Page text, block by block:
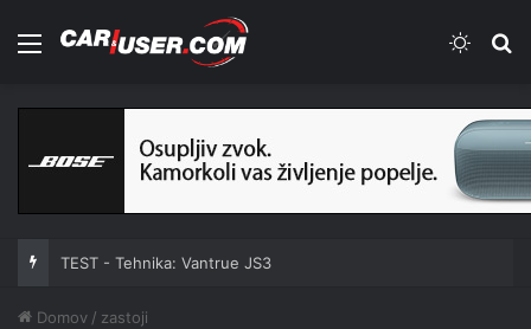
Meni
TEST - Tehnika: Vantrue JS3
Domov / zastoji